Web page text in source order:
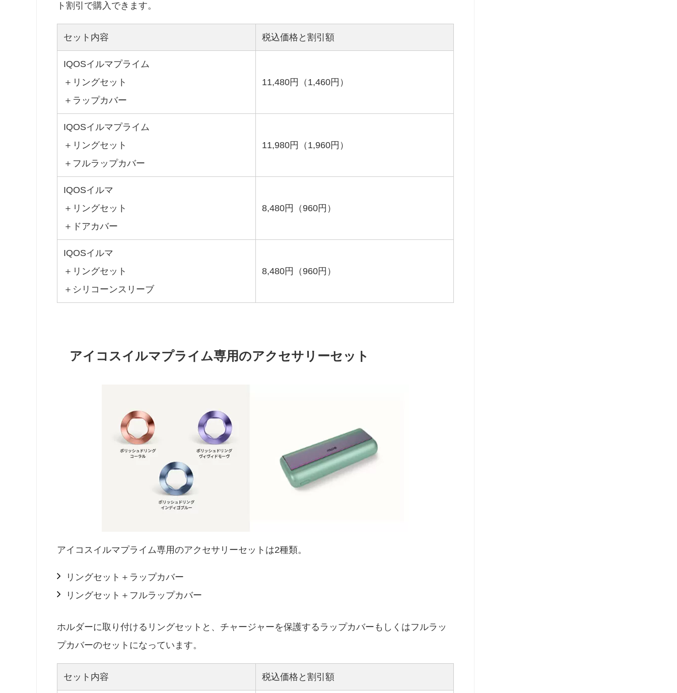
ト割引で購入できます。
セット内容 税込価格と割引額
IQOSイルマプライム
＋リングセット
＋ラップカバー
11,480円（1,460円）
IQOSイルマプライム
＋リングセット
＋フルラップカバー
11,980円（1,960円）
IQOSイルマ
＋リングセット
＋ドアカバー
8,480円（960円）
IQOSイルマ
＋リングセット
＋シリコーンスリーブ
8,480円（960円）
アイコスイルマプライム専用のアクセサリーセット
アイコスイルマプライム専用のアクセサリーセットは2種類。
リングセット＋ラップカバー
リングセット＋フルラップカバー
ホルダーに取り付けるリングセットと、チャージャーを保護するラップカバーもしくはフルラッ
プカバーのセットになっています。
セット内容 税込価格と割引額